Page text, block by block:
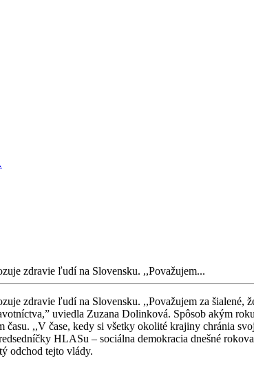
zdravie ľudí na Slovensku. ,,Považujem...
zdravie ľudí na Slovensku. ,,Považujem za šialené,
uviedla Zuzana Dolinková. Spôsob akým
,,V čase, kedy si všetky okolité krajiny chránia
HLASu – sociálna demokracia dnešné
odchod tejto vlády.